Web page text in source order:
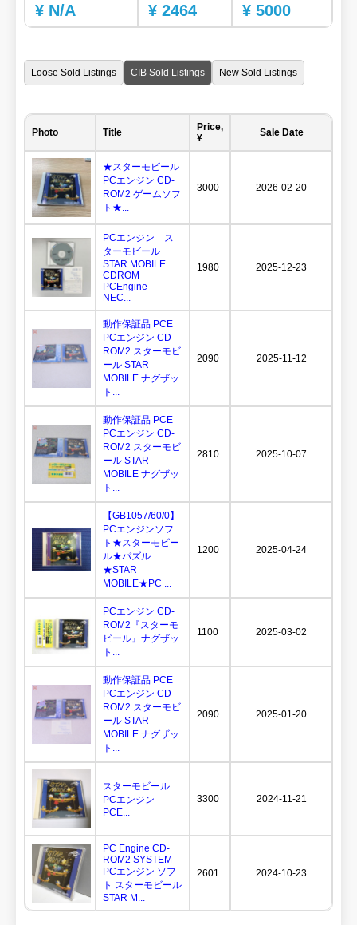
¥ N/A ¥ 2464 ¥ 5000
Loose Sold Listings CIB Sold Listings New Sold Listings
Photo Title
Price,
¥
Sale Date
★スターモビール
PCエンジン CD-
ROM2 ゲームソフ
ト★...
3000 2026-02-20
PCエンジン ス
ターモビール
STAR MOBILE
CDROM
PCEngine
NEC...
1980 2025-12-23
動作保証品 PCE
PCエンジン CD-
ROM2 スターモビ
ール STAR
MOBILE ナグザッ
ト...
2090 2025-11-12
動作保証品 PCE
PCエンジン CD-
ROM2 スターモビ
ール STAR
MOBILE ナグザッ
ト...
2810 2025-10-07
【GB1057/60/0】
PCエンジンソフ
ト★スターモビー
ル★パズル
★STAR
MOBILE★PC ...
1200 2025-04-24
PCエンジン CD-
ROM2『スターモ
ビール』ナグザッ
ト...
1100 2025-03-02
動作保証品 PCE
PCエンジン CD-
ROM2 スターモビ
ール STAR
MOBILE ナグザッ
ト...
2090 2025-01-20
スターモビール
PCエンジン
PCE...
3300 2024-11-21
PC Engine CD-
ROM2 SYSTEM
PCエンジン ソフ
ト スターモビール
STAR M...
2601 2024-10-23